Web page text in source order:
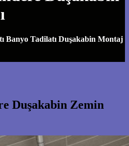
Banyo Tadilatı Duşakabin Montaj
Duşakabin Zemin